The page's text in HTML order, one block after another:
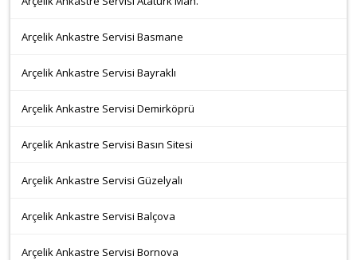
Arçelik Ankastre Servisi Basmane
Arçelik Ankastre Servisi Bayraklı
Arçelik Ankastre Servisi Demirköprü
Arçelik Ankastre Servisi Basın Sitesi
Arçelik Ankastre Servisi Güzelyalı
Arçelik Ankastre Servisi Balçova
Arçelik Ankastre Servisi Bornova